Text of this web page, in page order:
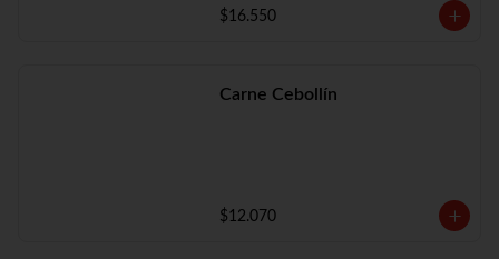
$16.550
Carne Cebollín
$12.070